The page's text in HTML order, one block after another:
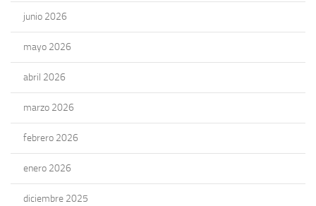
junio 2026
mayo 2026
abril 2026
marzo 2026
febrero 2026
enero 2026
diciembre 2025